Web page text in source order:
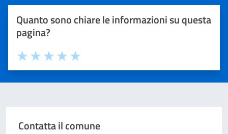
Quanto sono chiare le informazioni su questa
pagina?
Valuta 5 stelle su 5
Valuta 4 stelle su 5
Valuta 3 stelle su 5
Valuta 2 stelle su 5
Valuta 1 stelle su 5
Contatta il comune